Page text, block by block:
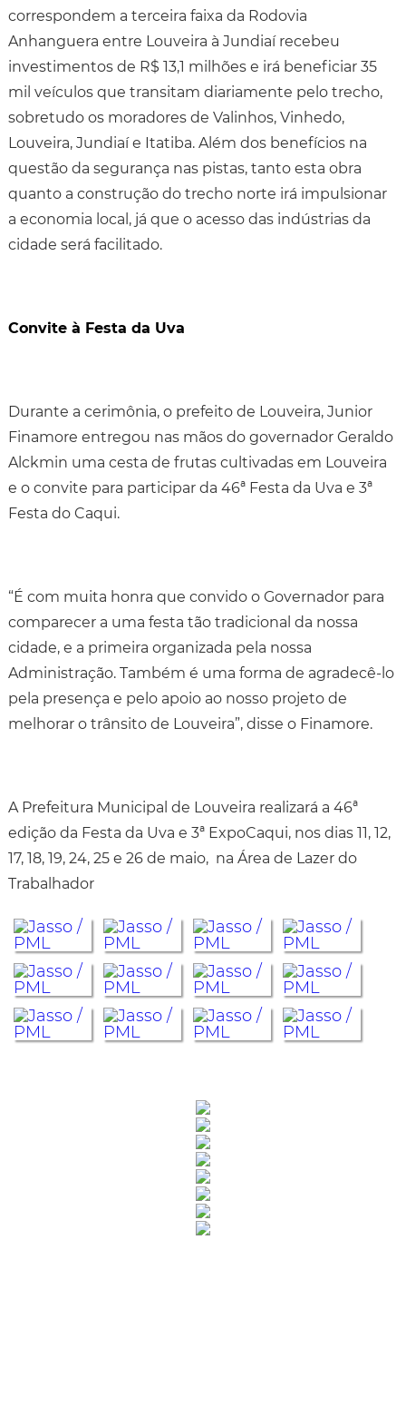
correspondem a terceira faixa da Rodovia
Anhanguera entre Louveira à Jundiaí recebeu
investimentos de R$ 13,1 milhões e irá beneficiar 35
mil veículos que transitam diariamente pelo trecho,
sobretudo os moradores de Valinhos, Vinhedo,
Louveira, Jundiaí e Itatiba. Além dos benefícios na
questão da segurança nas pistas, tanto esta obra
quanto a construção do trecho norte irá impulsionar
a economia local, já que o acesso das indústrias da
cidade será facilitado.
Convite à Festa da Uva
Durante a cerimônia, o prefeito de Louveira, Junior
Finamore entregou nas mãos do governador Geraldo
Alckmin uma cesta de frutas cultivadas em Louveira
e o convite para participar da 46ª Festa da Uva e 3ª
Festa do Caqui.
“É com muita honra que convido o Governador para
comparecer a uma festa tão tradicional da nossa
cidade, e a primeira organizada pela nossa
Administração. Também é uma forma de agradecê-lo
pela presença e pelo apoio ao nosso projeto de
melhorar o trânsito de Louveira”, disse o Finamore.
A Prefeitura Municipal de Louveira realizará a 46ª
edição da Festa da Uva e 3ª ExpoCaqui, nos dias 11, 12,
17, 18, 19, 24, 25 e 26 de maio, na Área de Lazer do
Trabalhador